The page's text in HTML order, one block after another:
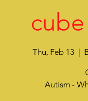
Thu, Feb 13
Autism -